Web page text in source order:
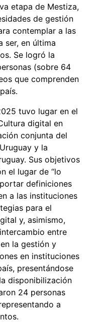
etapa de Mestiza,
de gestión
contemplar a las
ser, en última
Se logró la
(sobre 64
que comprenden
tuvo lugar en el
digital en
conjunta del
y la
Sus objetivos
el lugar de “lo
definiciones
a las instituciones
para el
y, asimismo,
entre
la gestión y
en instituciones
presentándose
disponibilización
24 personas
a